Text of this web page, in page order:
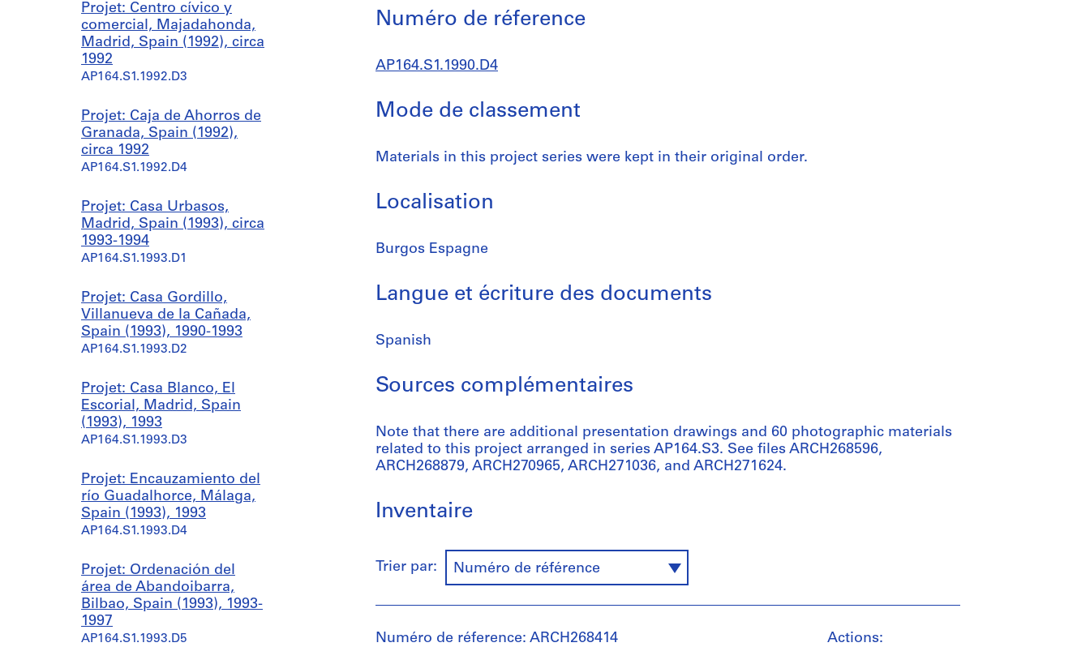
Projet: Centro cívico y
comercial, Majadahonda,
Madrid, Spain (1992), circa
1992
AP164.S1.1992.D3
Projet: Caja de Ahorros de
Granada, Spain (1992),
circa 1992
AP164.S1.1992.D4
Projet: Casa Urbasos,
Madrid, Spain (1993), circa
1993-1994
AP164.S1.1993.D1
Projet: Casa Gordillo,
Villanueva de la Cañada,
Spain (1993), 1990-1993
AP164.S1.1993.D2
Projet: Casa Blanco, El
Escorial, Madrid, Spain
(1993), 1993
AP164.S1.1993.D3
Projet: Encauzamiento del
río Guadalhorce, Málaga,
Spain (1993), 1993
AP164.S1.1993.D4
Projet: Ordenación del
área de Abandoibarra,
Bilbao, Spain (1993), 1993-
1997
AP164.S1.1993.D5
Numéro de réference
AP164.S1.1990.D4
Mode de classement
Materials in this project series were kept in their original order.
Localisation
Burgos Espagne
Langue et écriture des documents
Spanish
Sources complémentaires
Note that there are additional presentation drawings and 60 photographic materials
related to this project arranged in series AP164.S3. See files ARCH268596,
ARCH268879, ARCH270965, ARCH271036, and ARCH271624.
Inventaire
Trier par: Numéro de référence
Actions:
Numéro de réference: ARCH268414